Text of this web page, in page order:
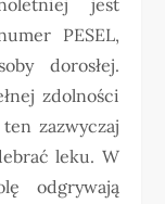
PESEL,
dorosłej.
zdolności
zazwyczaj
leku. W
odgrywają